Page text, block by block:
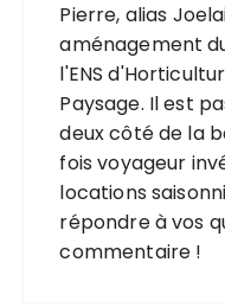
Pierre, alias
aménagement
l'ENS
Paysage. Il est
deux côté de la
fois voyageur
locations
répondre à vos
commentaire !